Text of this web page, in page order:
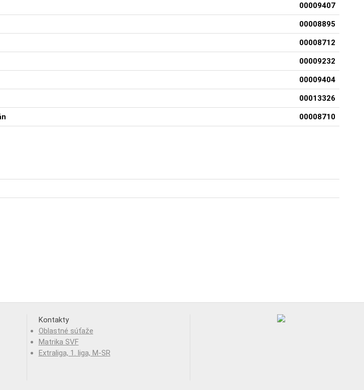
00009407
00008895
00008712
00009232
00009404
00013326
00008710
Kontakty
Oblastné súťaže
Matrika SVF
Extraliga, 1. liga, M-SR